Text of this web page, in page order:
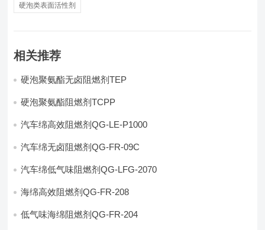
硬泡类表面活性剂
相关推荐
硬泡聚氨酯无卤阻燃剂TEP
硬泡聚氨酯阻燃剂TCPP
汽车绵高效阻燃剂QG-LE-P1000
汽车绵无卤阻燃剂QG-FR-09C
汽车绵低气味阻燃剂QG-LFG-2070
海绵高效阻燃剂QG-FR-208
低气味海绵阻燃剂QG-FR-204